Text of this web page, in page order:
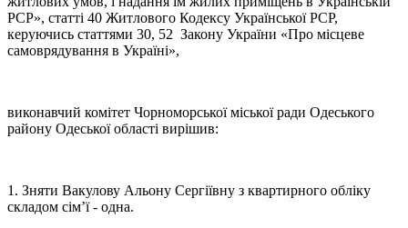
РСР», статті 40 Житлового Кодексу Української РСР,
керуючись статтями 30, 52 Закону України «Про місцеве
самоврядування в Україні»,
виконавчий комітет Чорноморської міської ради Одеського
району Одеської області вирішив:
1. Зняти Вакулову Альону Сергіївну з квартирного обліку
складом сім’ї - одна.